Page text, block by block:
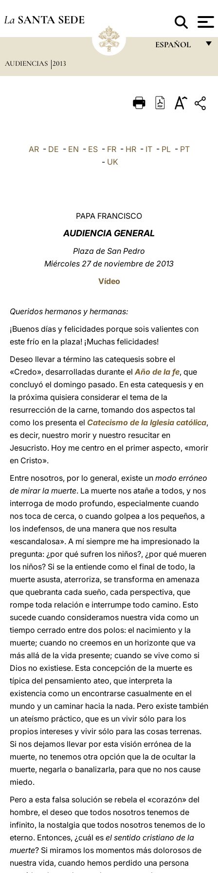
La SANTA SEDE
ESPAÑOL
ITALIANO
AUDIENCIAS 2013
AR- DE - EN - ES- FR- HR- IT- PL- PT
- UK
PAPA FRANCISCO
AUDIENCIA GENERAL
Plaza de San Pedro
Miércoles 27 de noviembre de 2013
Vídeo
Queridos hermanos y hermanas:
¡Buenos días y felicidades porque sois valientes con
este frío en la plaza! ¡Muchas felicidades!
Deseo llevar a término las catequesis sobre el
«Credo», desarrolladas durante elAño de la fe, que
concluyó el domingo pasado. En esta catequesis y en
la próxima quisiera considerar el tema de la
resurrección de la carne, tomando dos aspectos tal
como los presenta el Catecismo de la Iglesia católica,
es decir, nuestro morir y nuestro resucitar en
Jesucristo. Hoy me centro en el primer aspecto, «morir
en Cristo».
Entre nosotros, por lo general, existe un modo erróneo
de mirar la muerte. La muerte nos atañe a todos, y nos
interroga de modo profundo, especialmente cuando
nos toca de cerca, o cuando golpea a los pequeños, a
los indefensos, de una manera que nos resulta
«escandalosa». A mí siempre me ha impresionado la
pregunta: ¿por qué sufren los niños?, ¿por qué mueren
los niños? Si se la entiende como el final de todo, la
muerte asusta, aterroriza, se transforma en amenaza
que quebranta cada sueño, cada perspectiva, que
rompe toda relación e interrumpe todo camino. Esto
sucede cuando consideramos nuestra vida como un
tiempo cerrado entre dos polos: el nacimiento y la
muerte; cuando no creemos en un horizonte que va
más allá de la vida presente; cuando se vive como si
Dios no existiese. Esta concepción de la muerte es
típica del pensamiento ateo, que interpreta la
existencia como un encontrarse casualmente en el
mundo y un caminar hacia la nada. Pero existe también
un ateísmo práctico, que es un vivir sólo para los
propios intereses y vivir sólo para las cosas terrenas.
Si nos dejamos llevar por esta visión errónea de la
muerte, no tenemos otra opción que la de ocultar la
muerte, negarla o banalizarla, para que no nos cause
miedo.
Pero a esta falsa solución se rebela el «corazón» del
hombre, el deseo que todos nosotros tenemos de
infinito, la nostalgia que todos nosotros tenemos de lo
eterno. Entonces, ¿cuál es el sentido cristiano de la
muerte? Si miramos los momentos más dolorosos de
nuestra vida, cuando hemos perdido una persona